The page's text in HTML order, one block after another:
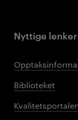
Nyttige lenker
Biblioteket